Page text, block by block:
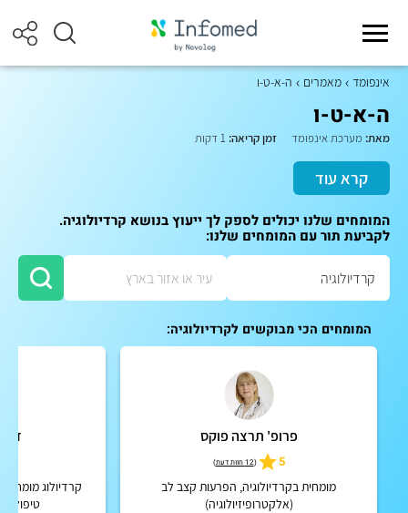
אינפומד מאמרים ה-א-ט-ו
ה-א-ט-ו
מאת: מערכת אינפומד זמן קריאה:
קרא עוד
המומחים שלנו יכולים לספק לך ייעוץ בנושא קרדיולוגיה.
לקביעת תור עם המומחים שלנו:
המומחים הכי מבוקשים לקרדיולוגיה:
פרופ' תרצה פוקס
5
(12 חוות דעת )
מומחית בקרדיולוגיה, הפרעות קצב לב
(אלקטרופיזיולוגיה)
קרדיולוג מומחה
טיפול